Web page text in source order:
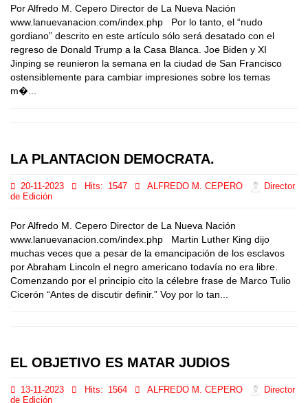
Por Alfredo M. Cepero Director de La Nueva Nación
www.lanuevanacion.com/index.php Por lo tanto, el “nudo
gordiano” descrito en este artículo sólo será desatado con el
regreso de Donald Trump a la Casa Blanca. Joe Biden y XI
Jinping se reunieron la semana en la ciudad de San Francisco
ostensiblemente para cambiar impresiones sobre los temas
m�...
LA PLANTACION DEMOCRATA.
20-11-2023 Hits: 1547 ALFREDO M. CEPERO
Director
de Edición
Por Alfredo M. Cepero Director de La Nueva Nación
www.lanuevanacion.com/index.php Martin Luther King dijo
muchas veces que a pesar de la emancipación de los esclavos
por Abraham Lincoln el negro americano todavía no era libre.
Comenzando por el principio cito la célebre frase de Marco Tulio
Cicerón “Antes de discutir definir.” Voy por lo tan...
EL OBJETIVO ES MATAR JUDIOS
13-11-2023 Hits: 1564 ALFREDO M. CEPERO
Director
de Edición